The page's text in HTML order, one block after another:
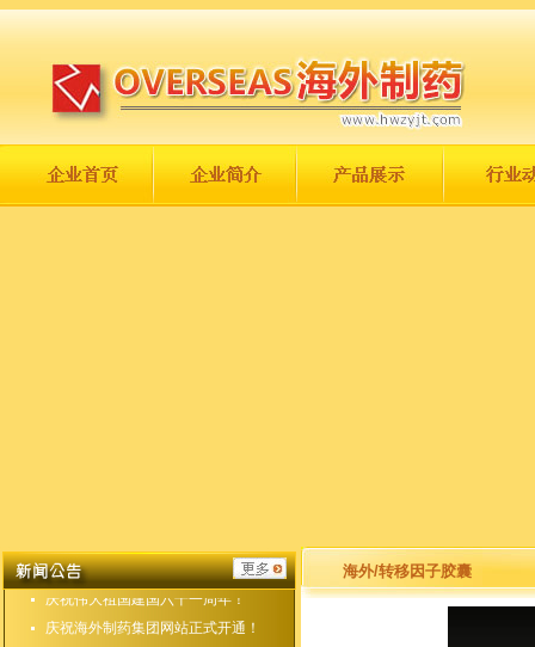
庆祝集团公司成立二十二周年！
庆祝伟大祖国建国六十一周年！
庆祝海外制药集团网站正式开通！
海外/转移因子胶囊